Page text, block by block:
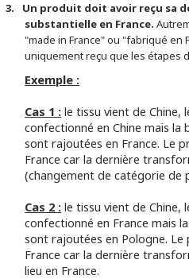
3.
Un produit doit avoir reçu sa
substantielle en France.
"made in France" ou "fabriqué en
uniquement reçu que les étapes
Exemple :
Cas 1 : le tissu vient de Chine,
confectionné en Chine mais
sont rajoutées en France. Le
France car la dernière
(changement de catégorie de
Cas 2 : le tissu vient de Chine,
confectionné en France mais
sont rajoutées en Pologne.
France car la dernière
lieu en France.